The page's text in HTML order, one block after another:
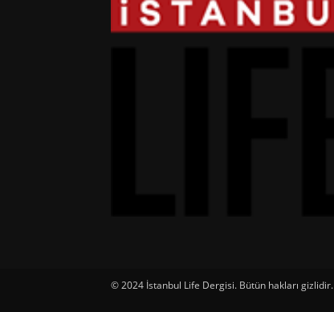
© 2024 İstanbul Life Dergisi. Bütün hakları gizlidir.